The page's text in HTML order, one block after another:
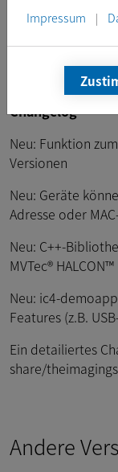
4GB RAM
Windows 10
Einen der
Changelog
Neu: Funktion
Versionen
Neu: Geräte
Adresse oder
Neu: C++-
MVTec® HALCON™
Neu: ic4-
Features (z.B.
Ein detailiertes
share/
Andere
Impressum |